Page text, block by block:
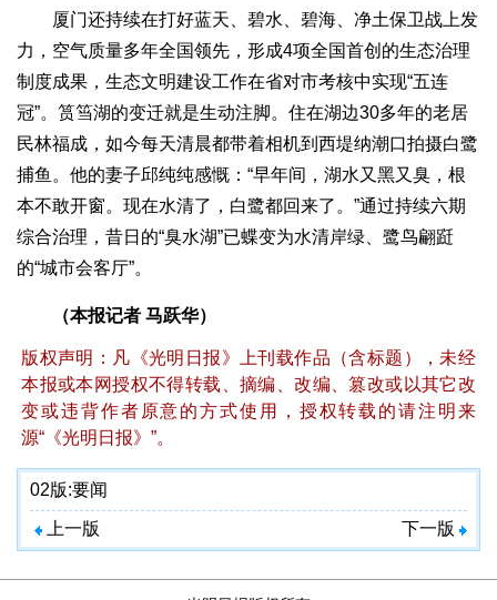
厦门还持续在打好蓝天、碧水、碧海、净土保卫战上发
力，空气质量多年全国领先，形成4项全国首创的生态治理
制度成果，生态文明建设工作在省对市考核中实现“五连
冠”。筼筜湖的变迁就是生动注脚。住在湖边30多年的老居
民林福成，如今每天清晨都带着相机到西堤纳潮口拍摄白鹭
捕鱼。他的妻子邱纯纯感慨：“早年间，湖水又黑又臭，根
本不敢开窗。现在水清了，白鹭都回来了。”通过持续六期
综合治理，昔日的“臭水湖”已蝶变为水清岸绿、鹭鸟翩跹
的“城市会客厅”。
（本报记者 马跃华）
版权声明：凡《光明日报》上刊载作品（含标题），未经
本报或本网授权不得转载、摘编、改编、篡改或以其它改
变或违背作者原意的方式使用，授权转载的请注明来
源“《光明日报》”。
02版:要闻
上一版 下一版